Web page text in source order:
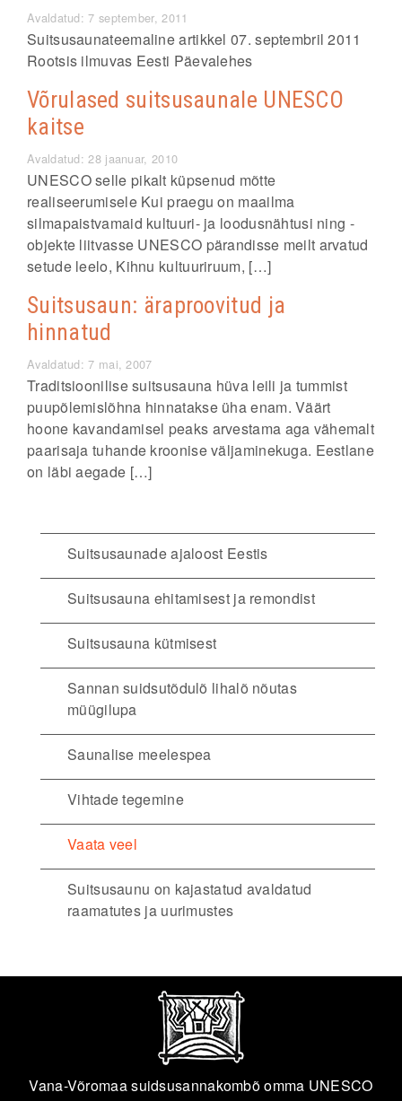
Avaldatud: 7 september, 2011
Suitsusaunateemaline artikkel 07. septembril 2011
Rootsis ilmuvas Eesti Päevalehes
Võrulased suitsusaunale UNESCO
kaitse
Avaldatud: 28 jaanuar, 2010
UNESCO selle pikalt küpsenud mõtte
realiseerumisele Kui praegu on maailma
silmapaistvamaid kultuuri- ja loodusnähtusi ning -
objekte liitvasse UNESCO pärandisse meilt arvatud
setude leelo, Kihnu kultuuriruum, […]
Suitsusaun: äraproovitud ja
hinnatud
Avaldatud: 7 mai, 2007
Traditsioonilise suitsusauna hüva leili ja tummist
puupõlemislõhna hinnatakse üha enam. Väärt
hoone kavandamisel peaks arvestama aga vähemalt
paarisaja tuhande kroonise väljaminekuga. Eestlane
on läbi aegade […]
Suitsusaunade ajaloost Eestis
Suitsusauna ehitamisest ja remondist
Suitsusauna kütmisest
Sannan suidsutõdulõ lihalõ nõutas
müügilupa
Saunalise meelespea
Vihtade tegemine
Vaata veel
Suitsusaunu on kajastatud avaldatud
raamatutes ja uurimustes
Vana-Võromaa suidsusannakombõ omma UNESCO